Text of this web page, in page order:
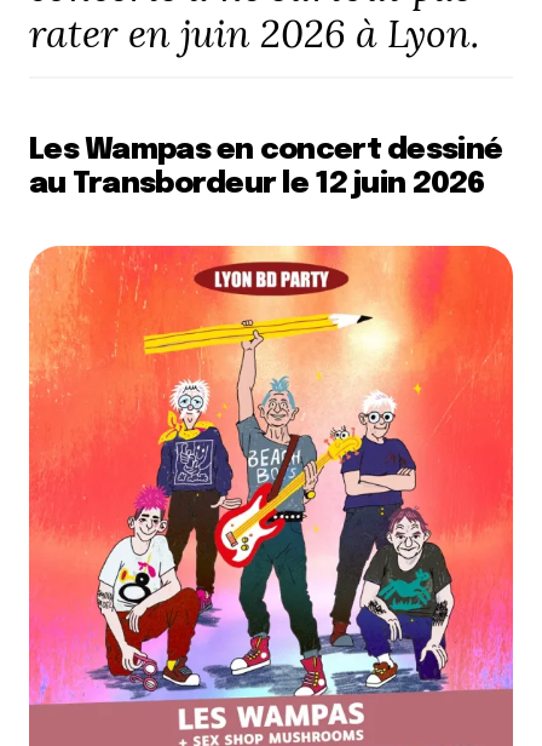
rater en juin 2026 à Lyon.
Les Wampas en concert dessiné
au Transbordeur le 12 juin 2026